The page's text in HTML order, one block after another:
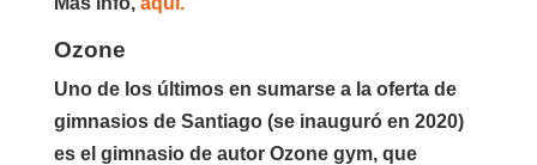
Ozone
Uno de los últimos en sumarse a la oferta de
gimnasios de Santiago (se inauguró en 2020)
es el gimnasio de autor Ozone gym, que